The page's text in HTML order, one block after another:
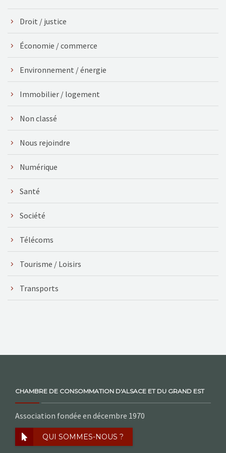
Droit / justice
Économie / commerce
Environnement / énergie
Immobilier / logement
Non classé
Nous rejoindre
Numérique
Santé
Société
Télécoms
Tourisme / Loisirs
Transports
CHAMBRE DE CONSOMMATION D'ALSACE ET DU GRAND EST
Association fondée en décembre 1970
QUI SOMMES-NOUS ?